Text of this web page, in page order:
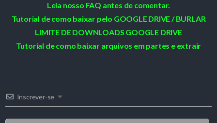
Leia nosso FAQ antes de comentar.
Tutorial de como baixar pelo GOOGLE DRIVE / BURLAR
LIMITE DE DOWNLOADS GOOGLE DRIVE
Tutorial de como baixar arquivos em partes e extrair
Inscrever-se